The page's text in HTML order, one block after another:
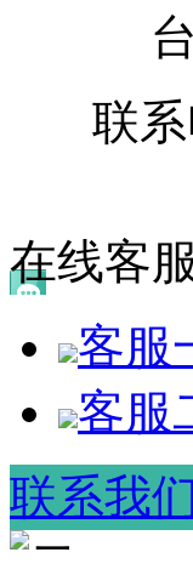
联
在线客服
客服
客服
联系我们